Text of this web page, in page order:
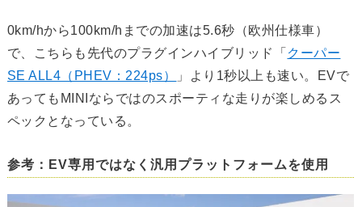
0km/hから100km/hまでの加速は5.6秒（欧州仕様車）
で、こちらも先代のプラグインハイブリッド「 クーパー
SE ALL4（PHEV：224ps）
」より1秒以上も速い。EVで
あってもMINIならではのスポーティな走りが楽しめるス
ペックとなっている。
参考：EV専用ではなく汎用プラットフォームを使用